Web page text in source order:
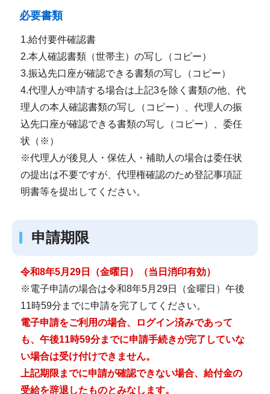
必要書類
1.給付要件確認書
2.本人確認書類（世帯主）の写し（コピー）
3.振込先口座が確認できる書類の写し（コピー）
4.代理人が申請する場合は上記3を除く書類の他、代
理人の本人確認書類の写し（コピー）、代理人の振
込先口座が確認できる書類の写し（コピー）、委任
状（※）
※代理人が後見人・保佐人・補助人の場合は委任状
の提出は不要ですが、代理権確認のため登記事項証
明書等を提出してください。
申請期限
令和8年5月29日（金曜日）（当日消印有効）
※電子申請の場合は令和8年5月29日（金曜日）午後
11時59分までに申請を完了してください。
電子申請をご利用の場合、ログイン済みであって
も、午後11時59分までに申請手続きが完了していな
い場合は受け付けできません。
上記期限までに申請が確認できない場合、給付金の
受給を辞退したものとみなします。